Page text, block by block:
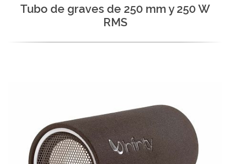
Tubo de graves de 250 mm y 250 W
RMS